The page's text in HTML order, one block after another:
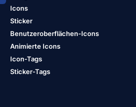
Icons
Sticker
Benutzeroberflächen-Icons
Animierte Icons
Icon-Tags
Sticker-Tags